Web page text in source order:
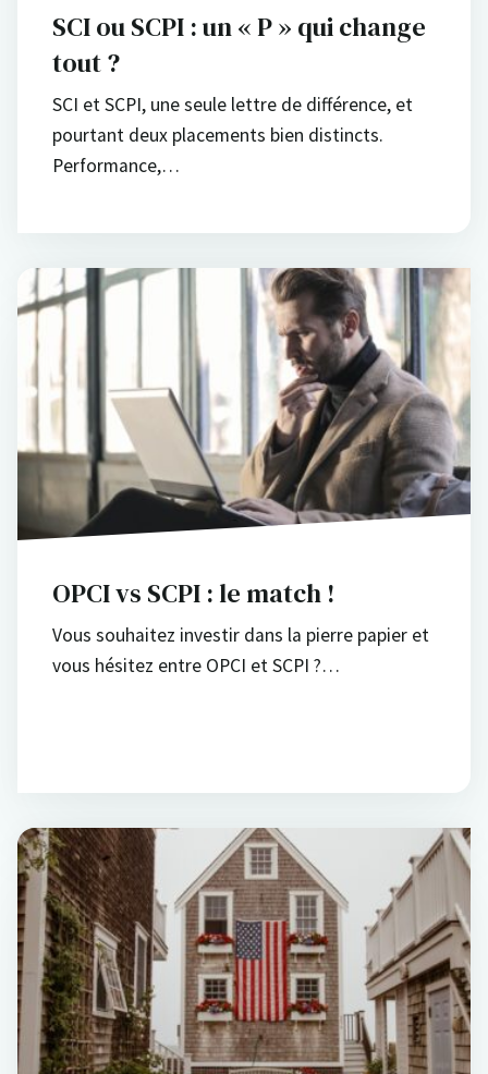
SCI ou SCPI : un « P » qui change
tout ?
SCI et SCPI, une seule lettre de différence, et
pourtant deux placements bien distincts.
Performance,…
OPCI vs SCPI : le match !
Vous souhaitez investir dans la pierre papier et
vous hésitez entre OPCI et SCPI ?…